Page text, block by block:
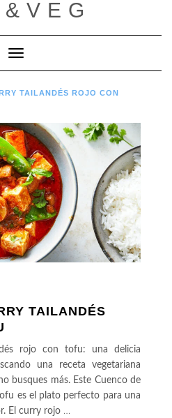
Cambiar modo de navegación
TAILANDÉS ROJO CON
TAILANDÉS
rojo con tofu: una delicia
una receta vegetariana
busques más. Este Cuenco de
es el plato perfecto para una
El curry rojo …